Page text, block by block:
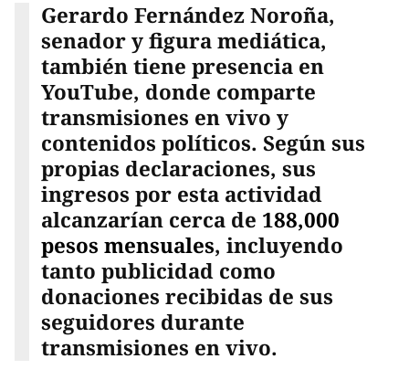
Gerardo Fernández Noroña,
senador y figura mediática,
también tiene presencia en
YouTube, donde comparte
transmisiones en vivo y
contenidos políticos. Según sus
propias declaraciones, sus
ingresos por esta actividad
alcanzarían cerca de 188,000
pesos mensuales, incluyendo
tanto publicidad como
donaciones recibidas de sus
seguidores durante
transmisiones en vivo.